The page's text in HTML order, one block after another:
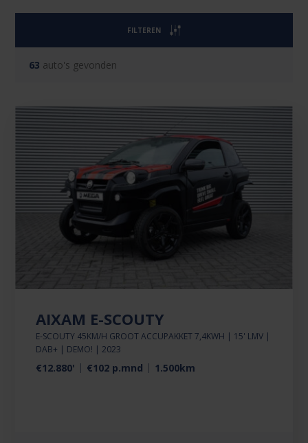
FILTEREN
63 auto's gevonden
AIXAM E-SCOUTY
E-SCOUTY 45KM/H GROOT ACCUPAKKET 7,4KWH | 15' LMV |
DAB+ | DEMO! | 2023
€12.880' €102 p.mnd 1.500km